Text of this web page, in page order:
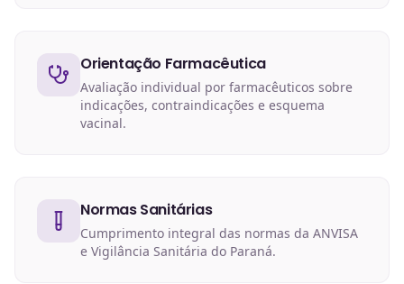
Orientação Farmacêutica
Avaliação individual por farmacêuticos sobre
indicações, contraindicações e esquema
vacinal.
Normas Sanitárias
Cumprimento integral das normas da ANVISA
e Vigilância Sanitária do Paraná.